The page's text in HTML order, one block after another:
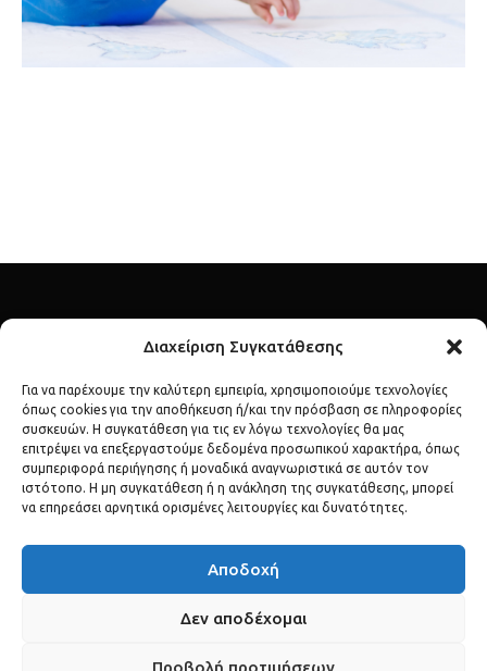
Διαχείριση Συγκατάθεσης
Για να παρέχουμε την καλύτερη εμπειρία, χρησιμοποιούμε τεχνολογίες
όπως cookies για την αποθήκευση ή/και την πρόσβαση σε πληροφορίες
συσκευών. Η συγκατάθεση για τις εν λόγω τεχνολογίες θα μας
επιτρέψει να επεξεργαστούμε δεδομένα προσωπικού χαρακτήρα, όπως
συμπεριφορά περιήγησης ή μοναδικά αναγνωριστικά σε αυτόν τον
ιστότοπο. Η μη συγκατάθεση ή η ανάκληση της συγκατάθεσης, μπορεί
να επηρεάσει αρνητικά ορισμένες λειτουργίες και δυνατότητες.
Αποδοχή
Δεν αποδέχομαι
Προβολή προτιμήσεων
Ανακάλυψε τον λαμπερό κόσμο των διασήμων μέσα από το
celebs.gr – το απόλυτο σημείο αναφοράς για lifestyle, μόδα,
gossip και αποκλειστικές αποκαλύψεις.
ΠΟΛΙΤΙΚΉ ΑΠΟΡΡΉΤΟΥ ΌΡΟΙ ΧΡΉΣΗΣ
Copyright © Celebs.gr. All rights reserved.